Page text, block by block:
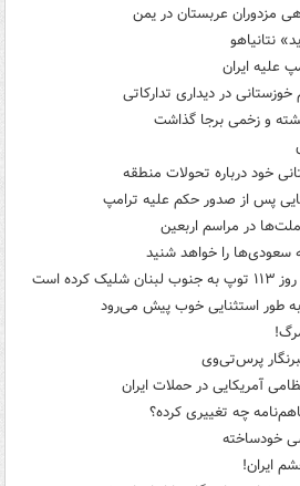
مزدوران عربستان در یمن
نتانیاهو
علیه ایران
در دیداری تدارکاتی
و زخمی برجا گذاشت
خود درباره تحولات منطقه
پس از صدور حکم علیه ترامپ
در مراسم اربعین
سعودی‌ها را خواهد شنید
است
به طور استثنایی خوب پیش می‌رود
پرس‌تی‌وی
آمریکایی در حملات ایران
چه تغییری کرده؟
خودساخته
ایران!